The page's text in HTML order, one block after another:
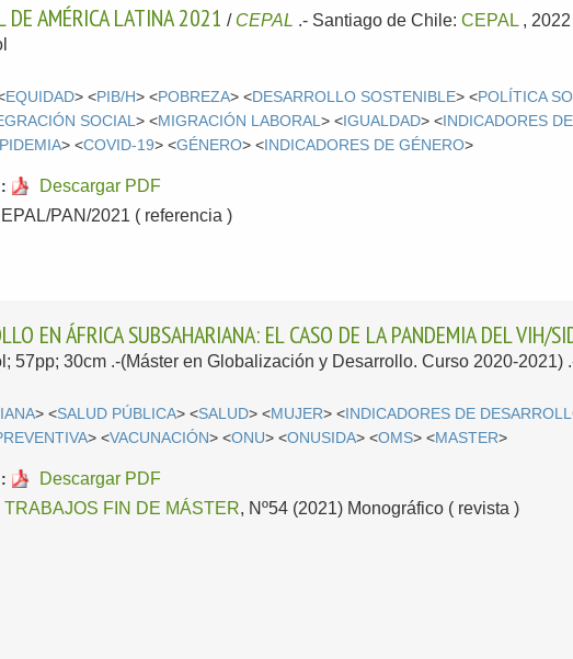
DE AMÉRICA LATINA 2021 / CEPAL .- Santiago de Chile:CEPAL , 2022
EQUIDAD> <PIB/H> <POBREZA> <DESARROLLO SOSTENIBLE> <POLÍTICA
SOCIAL> <MIGRACIÓN LABORAL> < IGUALDAD> < INDICADORES
> <COVID-19> <GÉNERO> < INDICADORES DE GÉNERO>
Descargar PDF
PAN/2021 ( referencia )
EN ÁFRICA SUBSAHARIANA: EL CASO DE LA PANDEMIA DEL VIH/
57pp; 30cm .-(Máster en Globalización y Desarrollo. Curso 2020-2021)
> <SALUD PÚBLICA> <SALUD> <MUJER> < INDICADORES DE
> <VACUNACIÓN> <ONU> <ONUSIDA> <OMS> <MASTER>
Descargar PDF
TRABAJOS FIN DE MÁSTER, Nº54 (2021) Monográfico ( revista )